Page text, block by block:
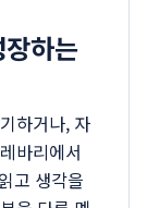
하는
하거나, 자
바리에서
고 생각을